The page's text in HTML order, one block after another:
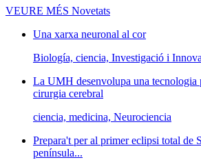
VEURE MÉS Novetats
Una xarxa neuronal al cor
Biología, ciencia, Investigació i
La UMH desenvolupa una tecnologia
cirurgia cerebral
ciencia, medicina, Neurociencia
Prepara't per al primer eclipsi total de
península...